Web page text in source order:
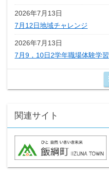
2026年7月13日
7月12日地域チャレンジ
2026年7月13日
7月9，10日2学年職場体験学習
関連サイト